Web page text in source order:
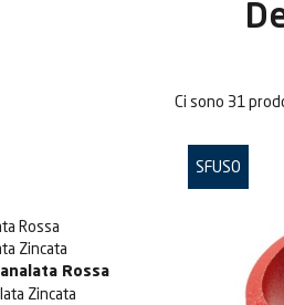
Rossa
Zincata
Rossa
Zincata
Ci sono 31
SFUSO